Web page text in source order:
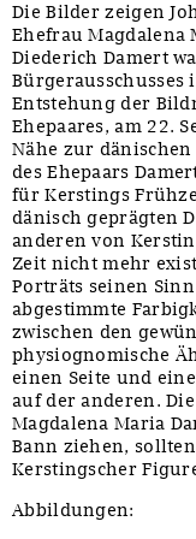
Die Bilder zeigen
Ehefrau Magdalena
Diederich Damert
Bürgerausschusses
Entstehung der
Ehepaares, am 22.
Nähe zur
des Ehepaars
für Kerstings
dänisch geprägten
anderen von
Zeit nicht mehr
Porträts seinen
abgestimmte
zwischen den
physiognomische
einen Seite und
auf der anderen.
Magdalena Maria
Bann ziehen,
Kerstingscher
Abbildungen: